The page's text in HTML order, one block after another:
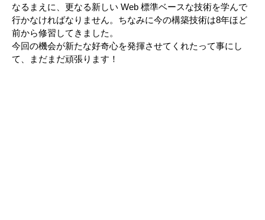
なるまえに、更なる新しい Web 標準ベースな技術を学んで
行かなければなりません。ちなみに今の構築技術は8年ほど
前から修習してきました。
今回の機会が新たな好奇心を発揮させてくれたって事にし
て、まだまだ頑張ります！